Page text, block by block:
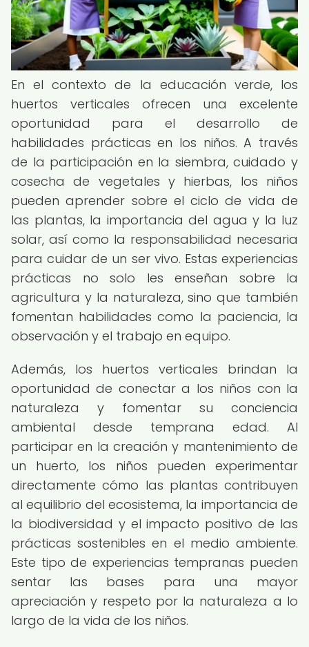
En el contexto de la educación verde, los
huertos verticales ofrecen una excelente
oportunidad para el desarrollo de
habilidades prácticas en los niños. A través
de la participación en la siembra, cuidado y
cosecha de vegetales y hierbas, los niños
pueden aprender sobre el ciclo de vida de
las plantas, la importancia del agua y la luz
solar, así como la responsabilidad necesaria
para cuidar de un ser vivo. Estas experiencias
prácticas no solo les enseñan sobre la
agricultura y la naturaleza, sino que también
fomentan habilidades como la paciencia, la
observación y el trabajo en equipo.
Además, los huertos verticales brindan la
oportunidad de conectar a los niños con la
naturaleza y fomentar su conciencia
ambiental desde temprana edad. Al
participar en la creación y mantenimiento de
un huerto, los niños pueden experimentar
directamente cómo las plantas contribuyen
al equilibrio del ecosistema, la importancia de
la biodiversidad y el impacto positivo de las
prácticas sostenibles en el medio ambiente.
Este tipo de experiencias tempranas pueden
sentar las bases para una mayor
apreciación y respeto por la naturaleza a lo
largo de la vida de los niños.